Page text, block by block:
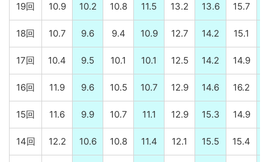
19回 10.9 10.2 10.8 11.5 13.2 13.6 15.7
18回 10.7 9.6 9.4 10.9 12.7 14.2 15.1
17回 10.4 9.5 10.1 10.1 12.5 14.2 14.9
16回 11.9 9.6 10.5 10.7 12.9 14.6 16.2
15回 11.6 9.9 10.7 11.1 12.9 15.3 14.9
14回 12.2 10.6 10.8 11.4 12.1 15.5 15.4